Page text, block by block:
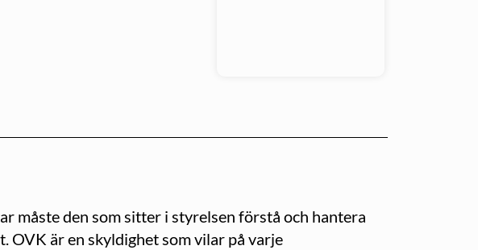
måste den som sitter i styrelsen förstå och hantera
OVK är en skyldighet som vilar på varje